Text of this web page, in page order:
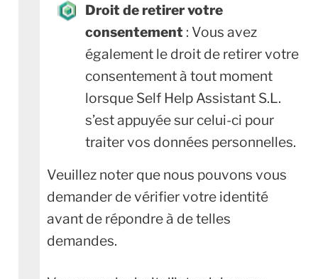
Droit de retirer votre
consentement : Vous avez
également le droit de retirer votre
consentement à tout moment
lorsque Self Help Assistant S.L.
s’est appuyée sur celui-ci pour
traiter vos données personnelles.
Veuillez noter que nous pouvons vous
demander de vérifier votre identité
avant de répondre à de telles
demandes.